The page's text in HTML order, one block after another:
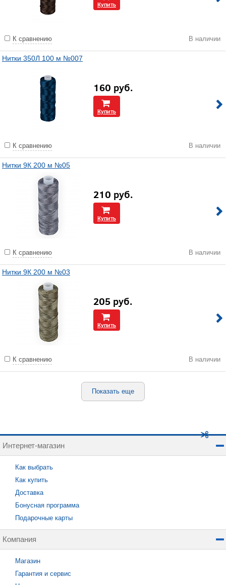
Купить
К сравнению В наличии
Нитки 350Л 100 м №007
160 руб.
Купить
К сравнению В наличии
Нитки 9К 200 м №05
210 руб.
Купить
К сравнению В наличии
Нитки 9К 200 м №03
205 руб.
Купить
К сравнению В наличии
Показать еще
Интернет-магазин
Как выбрать
Как купить
Доставка
Бонусная программа
Подарочные карты
Компания
Магазин
Гарантия и сервис